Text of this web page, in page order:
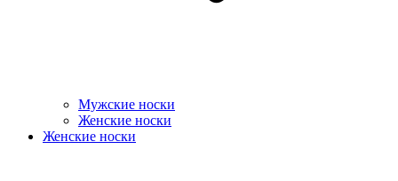
Мужские носки
Женские носки
Женские носки